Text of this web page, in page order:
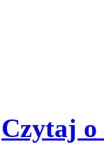
Czytaj o